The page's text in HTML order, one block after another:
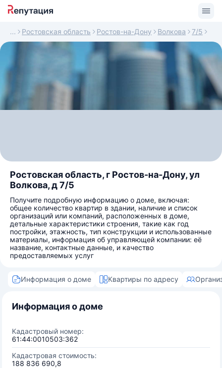
Ростовская область Ростов-на-Дону Волкова 7/5
Ростовская область, г Ростов-на-Дону, ул
Волкова, д 7/5
Получите подробную информацию о доме, включая:
общее количество квартир в здании, наличие и список
организаций или компаний, расположенных в доме,
детальные характеристики строения, такие как год
постройки, этажность, тип конструкции и использованные
материалы, информация об управляющей компании: её
название, контактные данные, и качество
предоставляемых услуг
Информация о доме Квартиры по адресу
Информация о доме
Кадастровый номер:
61:44:0010503:362
Кадастровая стоимость:
188 836 690,8